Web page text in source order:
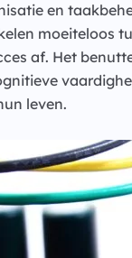
en
moeiteloos
af. Het
leven.